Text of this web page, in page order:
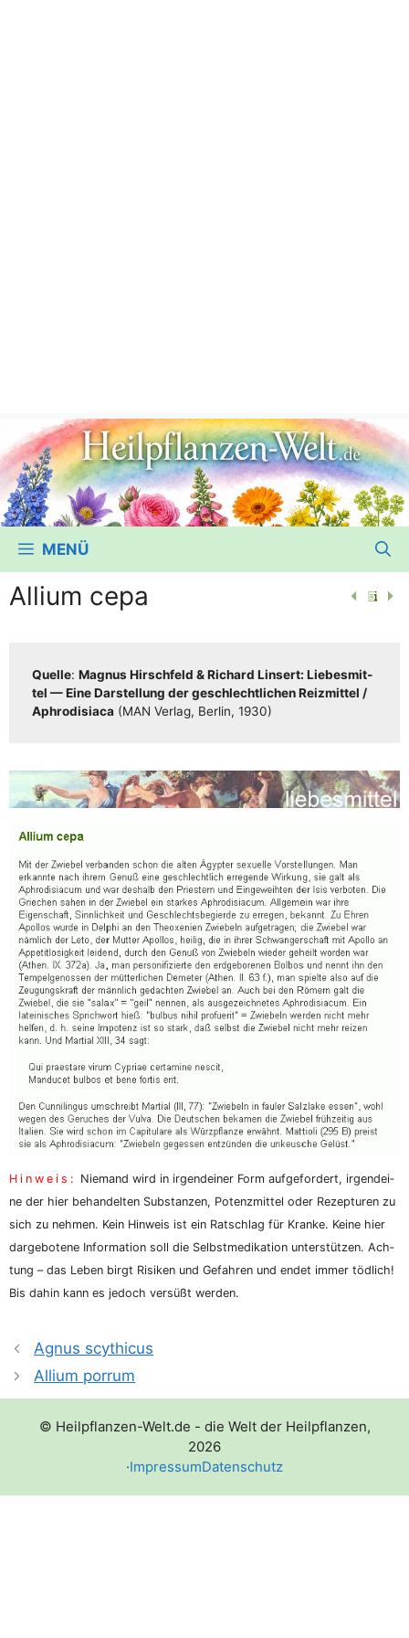
MENÜ
Allium cepa
Quel­le: Magnus Hirsch­feld & Richard Lin­sert: Lie­bes­mit­
tel — Eine Dar­stel­lung der geschlecht­li­chen Reiz­mit­tel /​​
Aphro­di­sia­ca (MAN Ver­lag, Ber­lin, 1930)
Hin­weis: Nie­mand wird in irgend­ei­ner Form auf­ge­for­dert, irgend­ei­
ne der hier behan­del­ten Sub­stan­zen, Potenz­mit­tel oder Rezep­tu­ren zu
sich zu neh­men. Kein Hin­weis ist ein Rat­schlag für Kran­ke. Kei­ne hier
dar­ge­bo­te­ne Infor­ma­ti­on soll die Selbst­me­di­ka­ti­on unter­stüt­zen. Ach­
tung – das Leben birgt Risi­ken und Gefah­ren und endet immer töd­lich!
Bis dahin kann es jedoch ver­süßt werden.
Agnus scythicus
Allium porrum
© Heilpflanzen-Welt.de - die Welt der Heilpflanzen,
2026
·ImpressumDatenschutz